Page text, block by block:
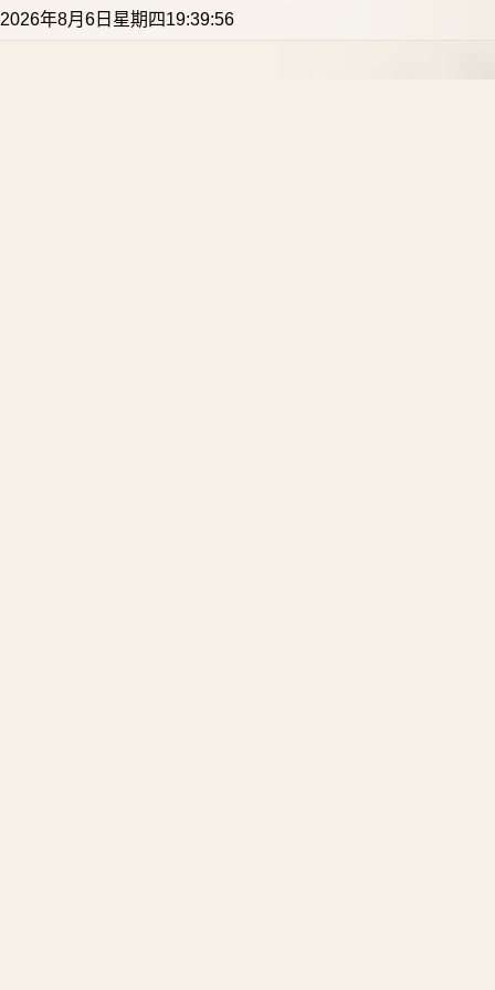
2026年8月6日星期四19:39:56